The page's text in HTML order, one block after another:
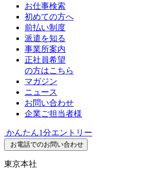
お仕事検索
初めての方へ
前払い制度
派遣を知る
事業所案内
正社員希望
の方はこちら
マガジン
ニュース
お問い合わせ
企業ご担当者様
かんたん1分エントリー
お電話でのお問い合わせ
東京本社